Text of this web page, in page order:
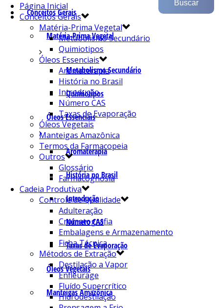
Conceitos Gerais
Matéria-Prima Vegetal
Metabolismo Secundário
Quimiotipos
Óleos Essenciais
Aromaterapia
História no Brasil
Introdução
Número CAS
Taxas de Evaporação
Óleos Vegetais
Manteigas Amazônica
Página Inicial
Conceitos Gerais
Matéria-Prima Vegetal
Metabolismo Secundário
Quimiotipos
Óleos Essenciais
Aromaterapia
História no Brasil
Introdução
Número CAS
Taxas de Evaporação
Óleos Vegetais
Manteigas Amazônica
Termos da Farmacopeia
Outros
Glossário
Farmacognosia
Cadeia Produtiva
Controle de Qualidade
Adulteração
Cromatografia
Embalagens e Armazenamento
Ficha Técnica
Métodos de Extração
Destilação a Vapor
Enfleurage
Fluído Supercrítico
Hidrodestilação